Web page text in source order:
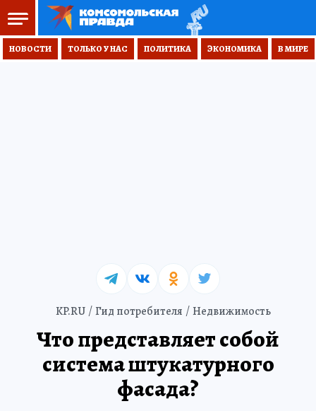
НОВОСТИ ТОЛЬКО У НАС ПОЛИТИКА ЭКОНОМИКА В МИРЕ
KP.RU Гид потребителя Недвижимость
Что представляет собой
система штукатурного
фасада?